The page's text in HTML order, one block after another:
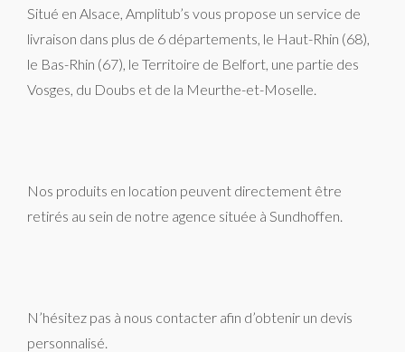
Situé en Alsace, Amplitub’s vous propose un service de
livraison dans plus de 6 départements, le Haut-Rhin (68),
le Bas-Rhin (67), le Territoire de Belfort, une partie des
Vosges, du Doubs et de la Meurthe-et-Moselle.
Nos produits en location peuvent directement être
retirés au sein de notre agence située à Sundhoffen.
N’hésitez pas à nous contacter afin d’obtenir un devis
personnalisé.